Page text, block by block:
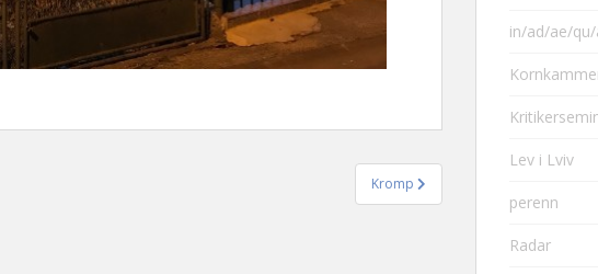
Kromp
in/ad/ae/
Lev i Lviv
perenn
Radar